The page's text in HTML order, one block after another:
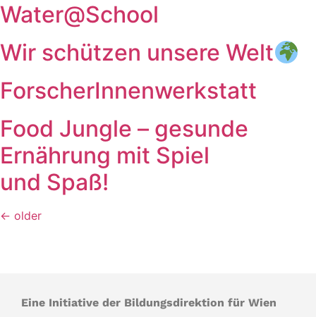
Water@School
Wir schützen unsere Welt
ForscherInnenwerkstatt
Food Jungle – gesunde
Ernährung mit Spiel
und Spaß!
← older
Eine Initiative der Bildungsdirektion für Wien